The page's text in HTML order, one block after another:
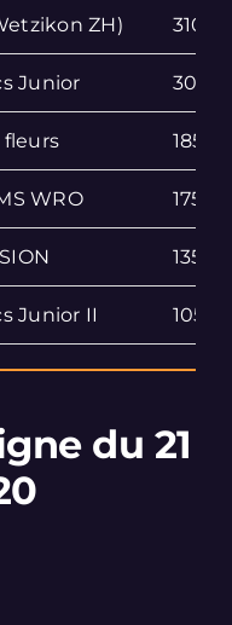
ZH) 310
Junior 307
fleurs 185
WRO 175
135
Junior II 105
du 21